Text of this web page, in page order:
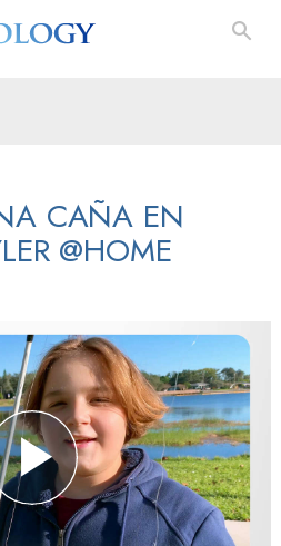
CAÑA EN
@HOME